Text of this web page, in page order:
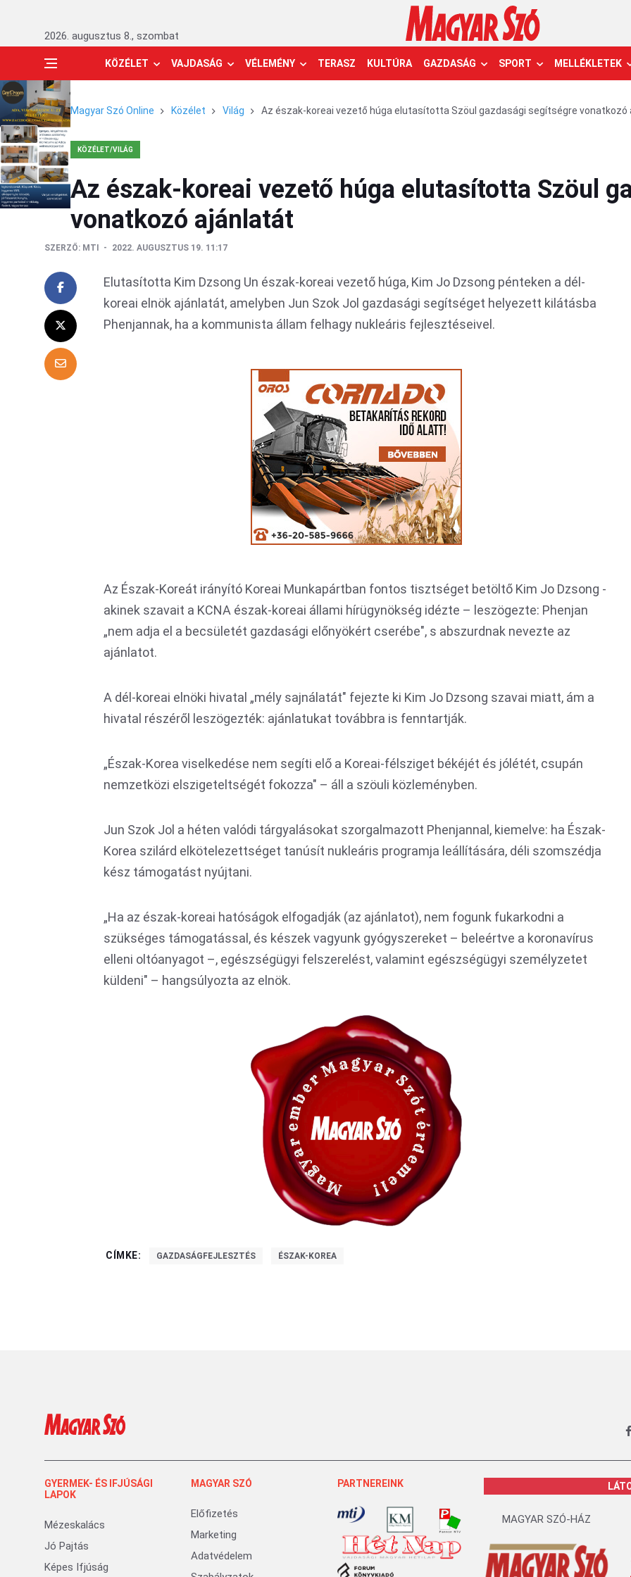
2026. augusztus 8., szombat
KÖZÉLET VAJDASÁG VÉLEMÉNY TERASZ KULTÚRA GAZDASÁG SPORT MELLÉKLETEK
Magyar Szó Online Közélet Világ Az észak-koreai vezető húga elutasította Szöul gazdasági segítségre vonatkozó
KÖZÉLET/VILÁG
Az észak-koreai vezető húga elutasította Szöul
vonatkozó ajánlatát
SZERZŐ: MTI 2022. AUGUSZTUS 19. 11:17
Elutasította Kim Dzsong Un észak-koreai vezető húga, Kim Jo Dzsong pénteken a dél-
koreai elnök ajánlatát, amelyben Jun Szok Jol gazdasági segítséget helyezett kilátásba
Phenjannak, ha a kommunista állam felhagy nukleáris fejlesztéseivel.
Az Észak-Koreát irányító Koreai Munkapártban fontos tisztséget betöltő Kim Jo Dzsong -
akinek szavait a KCNA észak-koreai állami hírügynökség idézte – leszögezte: Phenjan
„nem adja el a becsületét gazdasági előnyökért cserébe", s abszurdnak nevezte az
ajánlatot.
A dél-koreai elnöki hivatal „mély sajnálatát" fejezte ki Kim Jo Dzsong szavai miatt, ám a
hivatal részéről leszögezték: ajánlatukat továbbra is fenntartják.
„Észak-Korea viselkedése nem segíti elő a Koreai-félsziget békéjét és jólétét, csupán
nemzetközi elszigeteltségét fokozza" – áll a szöuli közleményben.
Jun Szok Jol a héten valódi tárgyalásokat szorgalmazott Phenjannal, kiemelve: ha Észak-
Korea szilárd elkötelezettséget tanúsít nukleáris programja leállítására, déli szomszédja
kész támogatást nyújtani.
„Ha az észak-koreai hatóságok elfogadják (az ajánlatot), nem fogunk fukarkodni a
szükséges támogatással, és készek vagyunk gyógyszereket – beleértve a koronavírus
elleni oltóanyagot –, egészségügyi felszerelést, valamint egészségügyi személyzetet
küldeni" – hangsúlyozta az elnök.
CÍMKE: GAZDASÁGFEJLESZTÉS ÉSZAK-KOREA
GYERMEK- ÉS IFJÚSÁGI
LAPOK
Mézeskalács
Jó Pajtás
Képes Ifjúság
MAGYAR SZÓ
Előfizetés
Marketing
Adatvédelem
PARTNEREINK
MAGYAR SZÓ-HÁZ